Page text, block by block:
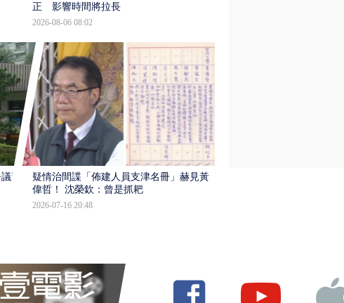
正 影響時間將拉長
2026-08-06 08:02
遭
疑情治間諜「佈建人員支津名冊」赫見黃
偉哲！ 沈榮欽：曾是抓耙
2026-07-16 20:48